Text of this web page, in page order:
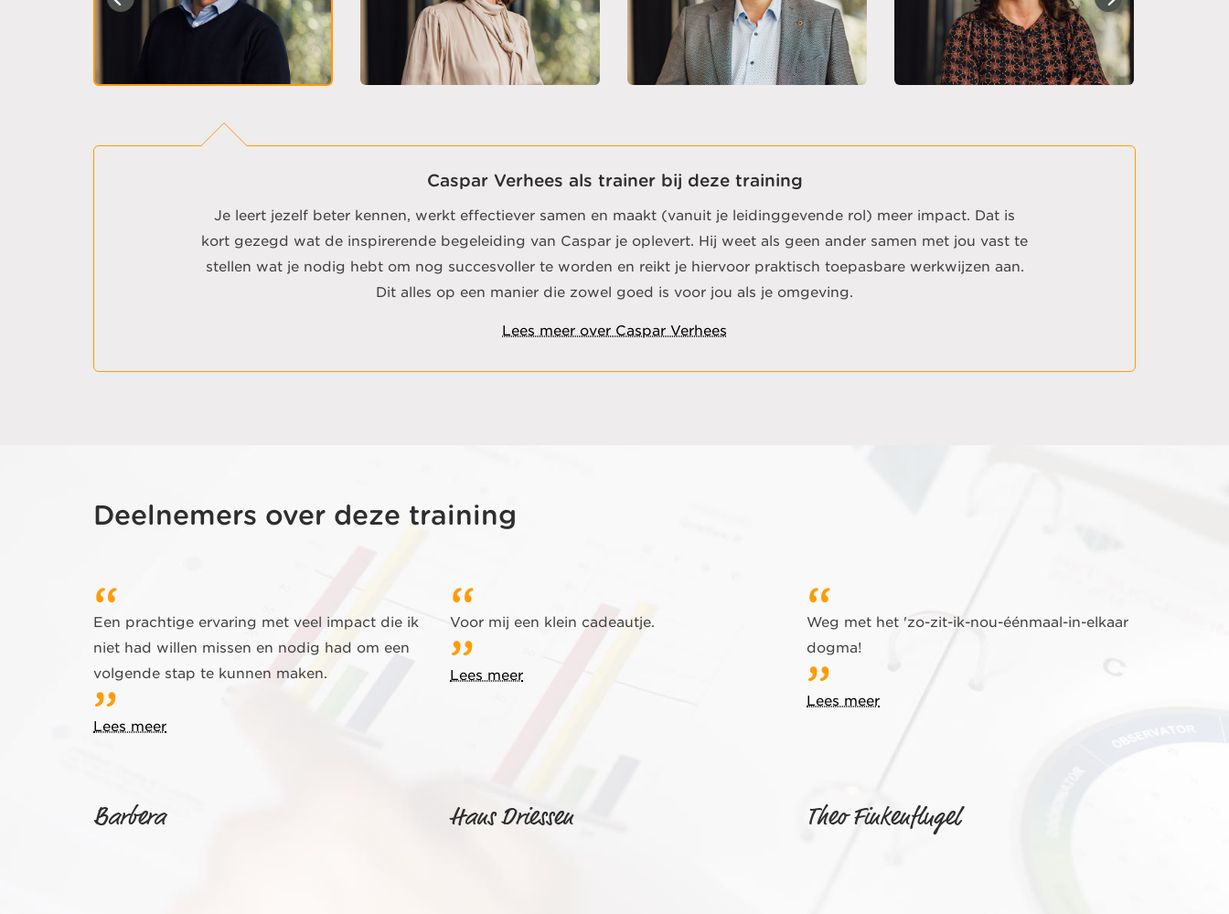
Caspar Verhees als trainer bij deze training
Je leert jezelf beter kennen, werkt effectiever samen en maakt (vanuit je leidinggevende rol) meer impact. Dat is
kort gezegd wat de inspirerende begeleiding van Caspar je oplevert. Hij weet als geen ander samen met jou vast te
stellen wat je nodig hebt om nog succesvoller te worden en reikt je hiervoor praktisch toepasbare werkwijzen aan.
Dit alles op een manier die zowel goed is voor jou als je omgeving.
Lees meer over Caspar Verhees
Deelnemers over deze training
Een prachtige ervaring met veel impact die ik
niet had willen missen en nodig had om een
volgende stap te kunnen maken.
Lees meer
Barbera
Voor mij een klein cadeautje.
Lees meer
Hans Driessen
Weg met het 'zo-zit-ik-nou-éénmaal-in-elkaar
dogma!
Lees meer
Theo Finkenflugel